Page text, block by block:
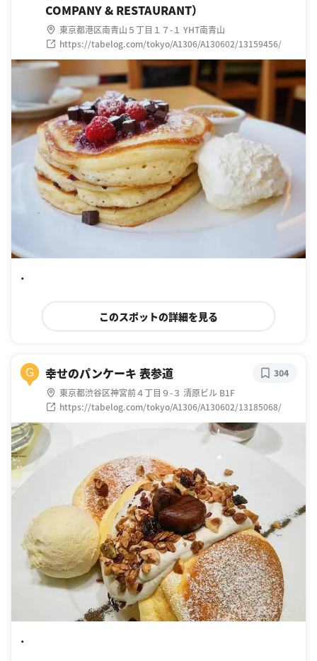
COMPANY & RESTAURANT）
東京都港区南青山５丁目１７-１ YHT南青山
https://tabelog.com/tokyo/A1306/A130602/13159456/
・
このスポットの詳細を見る
G 幸せのパンケーキ 表参道
東京都渋谷区神宮前４丁目９-３ 清原ビル B1F
https://tabelog.com/tokyo/A1306/A130602/13185068/
304
・